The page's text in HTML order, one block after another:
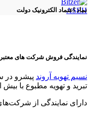
ASEH
نماد اعتماد الکترونیک دولت
نمایندگی فروش شرکت های معتبر
نسیم تهویه آروند پیشرو در
تبرید و تهویه مطبوع با
دارای نمایندگی از